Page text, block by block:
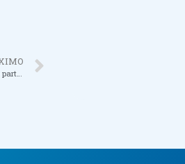
Programa Engenharia Predial – Colapso de Estrutura – parte 3